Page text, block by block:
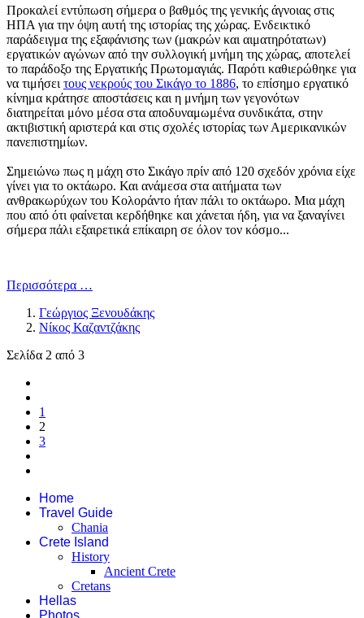
Προκαλεί εντύπωση σήμερα ο βαθμός της γενικής άγνοιας στις
ΗΠΑ για την όψη αυτή της ιστορίας της χώρας. Ενδεικτικό
παράδειγμα της εξαφάνισης των (μακρών και αιματηρότατων)
εργατικών αγώνων από την συλλογική μνήμη της χώρας, αποτελεί
το παράδοξο της Εργατικής Πρωτομαγιάς. Παρότι καθιερώθηκε για
να τιμήσει τους νεκρούς του Σικάγο το 1886, το επίσημο εργατικό
κίνημα κράτησε αποστάσεις και η μνήμη των γεγονότων
διατηρείται μόνο μέσα στα αποδυναμωμένα συνδικάτα, στην
ακτιβιστική αριστερά και στις σχολές ιστορίας των Αμερικανικών
πανεπιστημίων.
Σημειώνω πως η μάχη στο Σικάγο πρίν από 120 σχεδόν χρόνια είχε
γίνει για το οκτάωρο. Και ανάμεσα στα αιτήματα των
ανθρακωρύχων του Κολοράντο ήταν πάλι το οκτάωρο. Μια μάχη
που από ότι φαίνεται κερδήθηκε και χάνεται ήδη, για να ξαναγίνει
σήμερα πάλι εξαιρετικά επίκαιρη σε όλον τον κόσμο...
Περισσότερα …
Γεώργιος Ξενουδάκης
Νίκος Καζαντζάκης
Σελίδα 2 από 3
1
2
3
Home
Travel Guide
Chania
Crete Island
History
Ancient Crete
Cretans
Hellas
Photos